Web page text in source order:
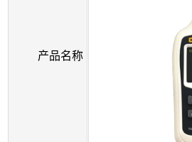
产品名称